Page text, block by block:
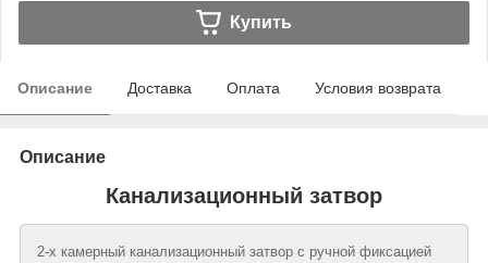
Купить
Описание Доставка Оплата Условия возврата
Описание
Канализационный затвор
2-х камерный канализационный затвор с ручной фиксацией